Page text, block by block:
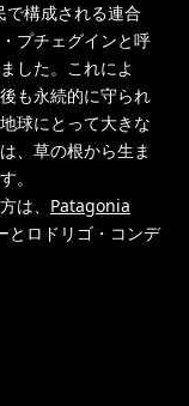
構成される連合
プチェグインと呼
した。これによ
も永続的に守られ
球にとって大きな
、草の根から生ま
。
は、 Patagonia
とロドリゴ・コンデ